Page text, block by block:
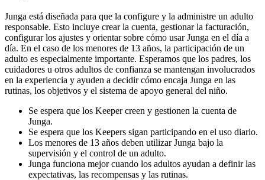
Junga está diseñada para que la configure y la administre un adulto
responsable. Esto incluye crear la cuenta, gestionar la facturación,
configurar los ajustes y orientar sobre cómo usar Junga en el día a
día. En el caso de los menores de 13 años, la participación de un
adulto es especialmente importante. Esperamos que los padres, los
cuidadores u otros adultos de confianza se mantengan involucrados
en la experiencia y ayuden a decidir cómo encaja Junga en las
rutinas, los objetivos y el sistema de apoyo general del niño.
Se espera que los Keeper creen y gestionen la cuenta de
Junga.
Se espera que los Keepers sigan participando en el uso diario.
Los menores de 13 años deben utilizar Junga bajo la
supervisión y el control de un adulto.
Junga funciona mejor cuando los adultos ayudan a definir las
expectativas, las recompensas y las rutinas.